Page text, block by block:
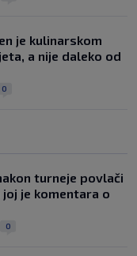
je kulinarskom
a nije daleko od
0
turneje povlači
je komentara o
0